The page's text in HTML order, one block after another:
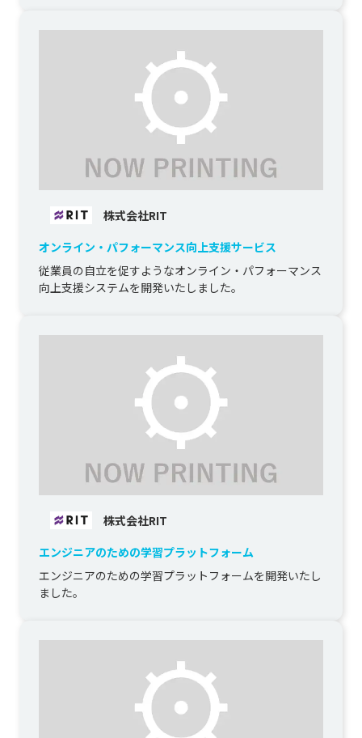
株式会社RIT
オンライン・パフォーマンス向上支援サービス
従業員の自立を促すようなオンライン・パフォーマンス
向上支援システムを開発いたしました。
株式会社RIT
エンジニアのための学習プラットフォーム
エンジニアのための学習プラットフォームを開発いたし
ました。